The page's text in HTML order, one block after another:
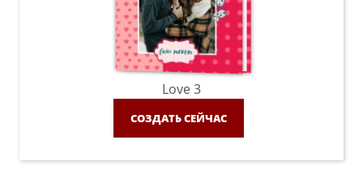
Love 3
СОЗДАТЬ СЕЙЧАС